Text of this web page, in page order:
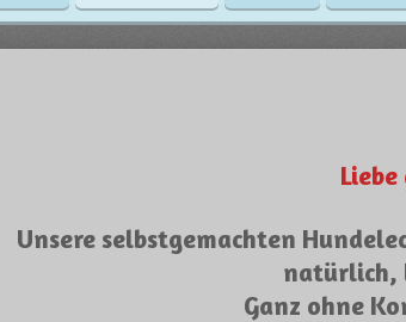
Unsere selbstgemachten
natürlich,
Ganz ohne